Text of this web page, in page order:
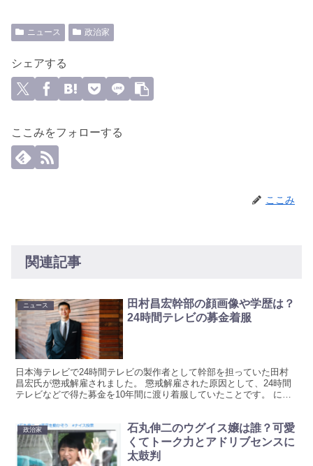
ニュース 政治家
シェアする
ここみをフォローする
ここみ
関連記事
ニュース
田村昌宏幹部の顔画像や学歴は？
24時間テレビの募金着服
日本海テレビで24時間テレビの製作者として幹部を担っていた田村
昌宏氏が懲戒解雇されました。 懲戒解雇された原因として、24時間
テレビなどで得た募金を10年間に渡り着服していたことです。 にわ
政治家
石丸伸二のウグイス嬢は誰？可愛
くてトーク力とアドリブセンスに
太鼓判